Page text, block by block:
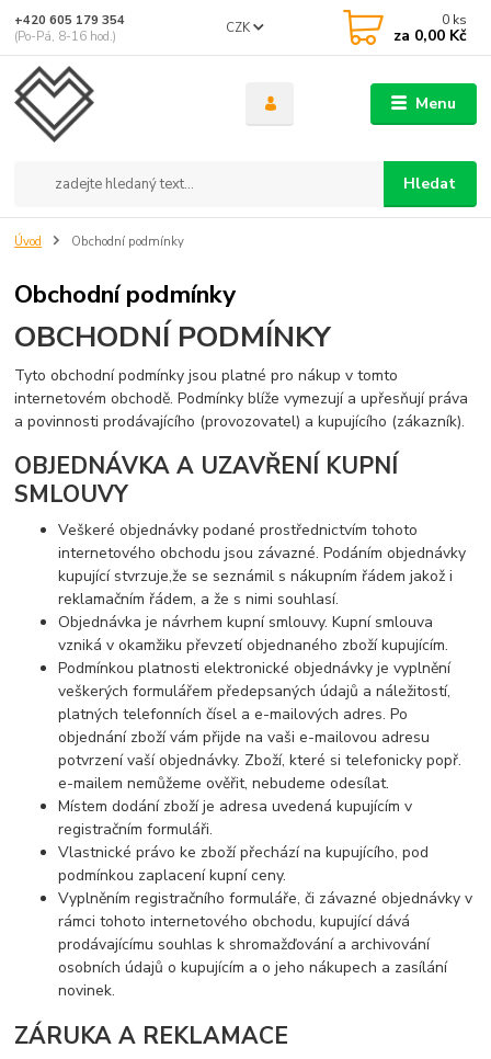
Menu
CZK
Hledat
+420 605 179 354
(Po-Pá, 8-16 hod.)
0 ks
za 0,00 Kč
Úvod Obchodní podmínky
Obchodní podmínky
OBCHODNÍ PODMÍNKY
Tyto obchodní podmínky jsou platné pro nákup v tomto
internetovém obchodě. Podmínky blíže vymezují a upřesňují práva
a povinnosti prodávajícího (provozovatel) a kupujícího (zákazník).
OBJEDNÁVKA A UZAVŘENÍ KUPNÍ
SMLOUVY
Veškeré objednávky podané prostřednictvím tohoto
internetového obchodu jsou závazné. Podáním objednávky
kupující stvrzuje,že se seznámil s nákupním řádem jakož i
reklamačním řádem, a že s nimi souhlasí.
Objednávka je návrhem kupní smlouvy. Kupní smlouva
vzniká v okamžiku převzetí objednaného zboží kupujícím.
Podmínkou platnosti elektronické objednávky je vyplnění
veškerých formulářem předepsaných údajů a náležitostí,
platných telefonních čísel a e-mailových adres. Po
objednání zboží vám přijde na vaši e-mailovou adresu
potvrzení vaší objednávky. Zboží, které si telefonicky popř.
e-mailem nemůžeme ověřit, nebudeme odesílat.
Místem dodání zboží je adresa uvedená kupujícím v
registračním formuláři.
Vlastnické právo ke zboží přechází na kupujícího, pod
podmínkou zaplacení kupní ceny.
Vyplněním registračního formuláře, či závazné objednávky v
rámci tohoto internetového obchodu, kupující dává
prodávajícímu souhlas k shromažďování a archivování
osobních údajů o kupujícím a o jeho nákupech a zasílání
novinek.
ZÁRUKA A REKLAMACE